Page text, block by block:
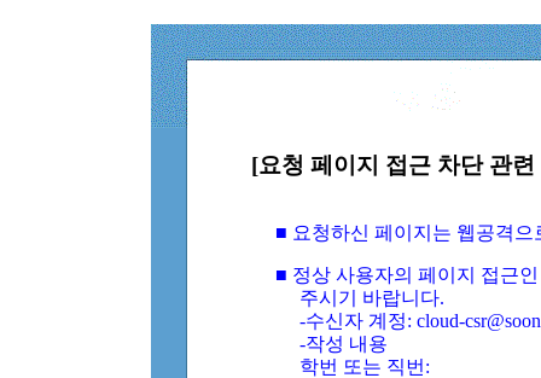
[요청 페이지 접근 차단 관
■ 요청하신 페이지는 웹공격
■ 정상 사용자의 페이지 접근
주시기 바랍니다.
-수신자 계정: cloud-
-작성 내용
학번 또는 직번: